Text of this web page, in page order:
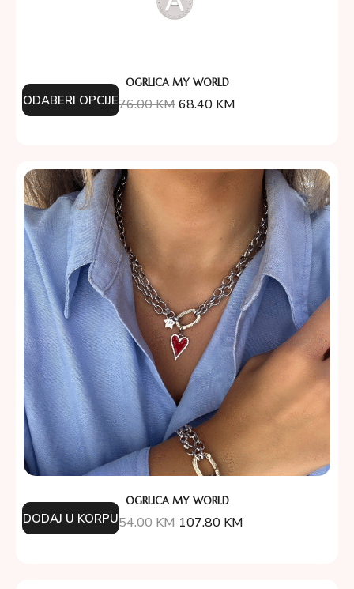
OGRLICA MY WORLD
76.00KM68.40 KM
ODABERI OPCIJE
OGRLICA MY WORLD
154.00KM 107.80 KM
DODAJ U KORPU